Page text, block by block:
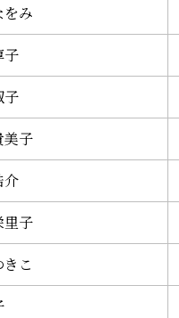
をみ
子
子
美子
介
里子
こ